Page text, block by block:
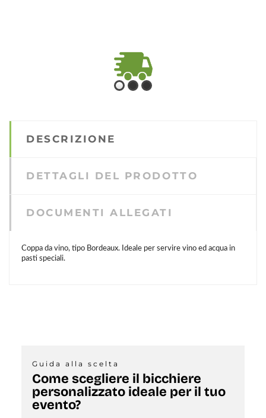
DESCRIZIONE
DETTAGLI DEL PRODOTTO
DOCUMENTI ALLEGATI
Coppa da vino, tipo Bordeaux. Ideale per servire vino ed acqua in
pasti speciali.
Guida alla scelta
Come scegliere il bicchiere
personalizzato ideale per il tuo
evento?